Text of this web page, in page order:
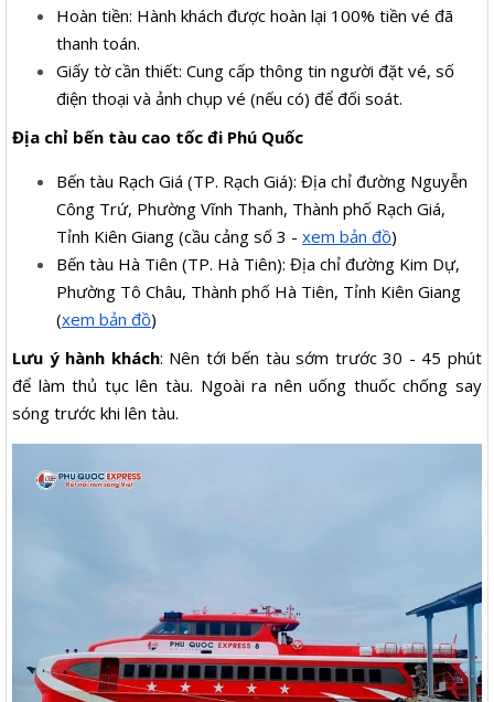
Hoàn tiền: Hành khách được hoàn lại 100% tiền vé đã
thanh toán.
Giấy tờ cần thiết: Cung cấp thông tin người đặt vé, số
điện thoại và ảnh chụp vé (nếu có) để đối soát.
Địa chỉ bến tàu cao tốc đi Phú Quốc
Bến tàu Rạch Giá (TP. Rạch Giá): Địa chỉ đường Nguyễn
Công Trứ, Phường Vĩnh Thanh, Thành phố Rạch Giá,
Tỉnh Kiên Giang (cầu cảng số 3 - xem bản đồ)
Bến tàu Hà Tiên (TP. Hà Tiên): Địa chỉ đường Kim Dự,
Phường Tô Châu, Thành phố Hà Tiên, Tỉnh Kiên Giang
(xem bản đồ)
Lưu ý hành khách: Nên tới bến tàu sớm trước 30 - 45 phút
để làm thủ tục lên tàu. Ngoài ra nên uống thuốc chống say
sóng trước khi lên tàu.